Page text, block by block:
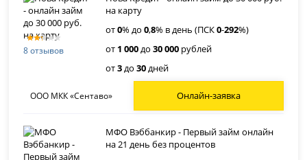
8 отзывов
на карту
от0% до0,8% в день (ПСК0-292%)
от 1 000до30 000 рублей
от3до30дней
ООО МКК «Сентаво» Онлайн-заявка
МФО Вэббанкир - Первый займ онлайн
на 21 день без процентов